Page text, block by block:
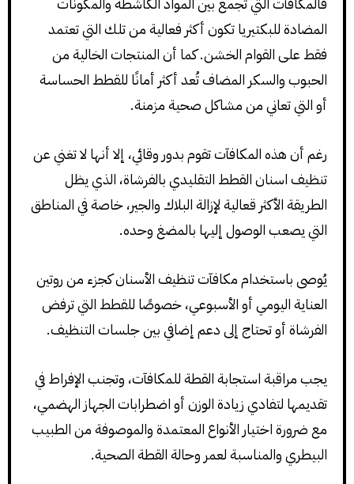
المضادة للبكتيريا تكون أكثر فعالية من تلك التي تعتمد
فقط على القوام الخشن. كما أن المنتجات الخالية من
الحبوب والسكر المضاف تُعد أكثر أمانًا للقطط الحساسة
أو التي تعاني من مشاكل صحية مزمنة.
رغم أن هذه المكافآت تقوم بدور وقائي، إلا أنها لا تغني عن
تنظيف اسنان القطط التقليدي بالفرشاة، الذي يظل
الطريقة الأكثر قعالية لإزالة البلاك والجير، خاصة في المناطق
التي يصعب الوصول إليها بالمضغ وحده.
يُوصى باستخدام مكافآت تنظيف الأسنان كجزء من روتين
العناية اليومي أو الأسبوعي، خصوصًا للقطط التي ترفض
الفرشاة أو تحتاج إلى دعم إضافي بين جلسات التنظيف.
يجب مراقبة استجابة القطة للمكافآت، وتجنب الإفراط في
تقديمها لتفادي زيادة الوزن أو اضطرابات الجهاز الهضمي،
مع ضرورة اختيار الأنواع المعتمدة والموصوفة من الطبيب
البيطري والمناسبة لعمر وحالة القطة الصحية.